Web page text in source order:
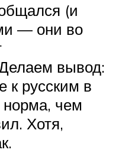
(и
— они во
вывод:
к русским в
норма, чем
Хотя,